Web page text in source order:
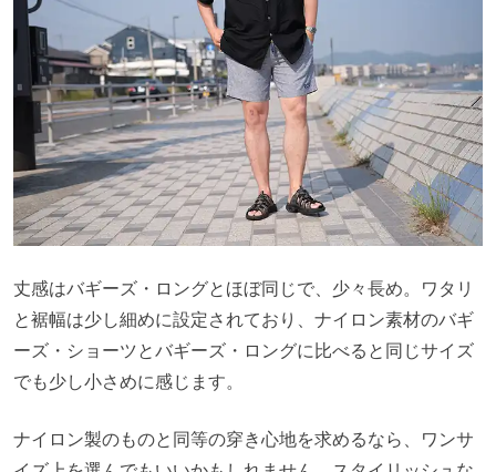
丈感はバギーズ・ロングとほぼ同じで、少々長め。ワタリ
と裾幅は少し細めに設定されており、ナイロン素材のバギ
ーズ・ショーツとバギーズ・ロングに比べると同じサイズ
でも少し小さめに感じます。
ナイロン製のものと同等の穿き心地を求めるなら、ワンサ